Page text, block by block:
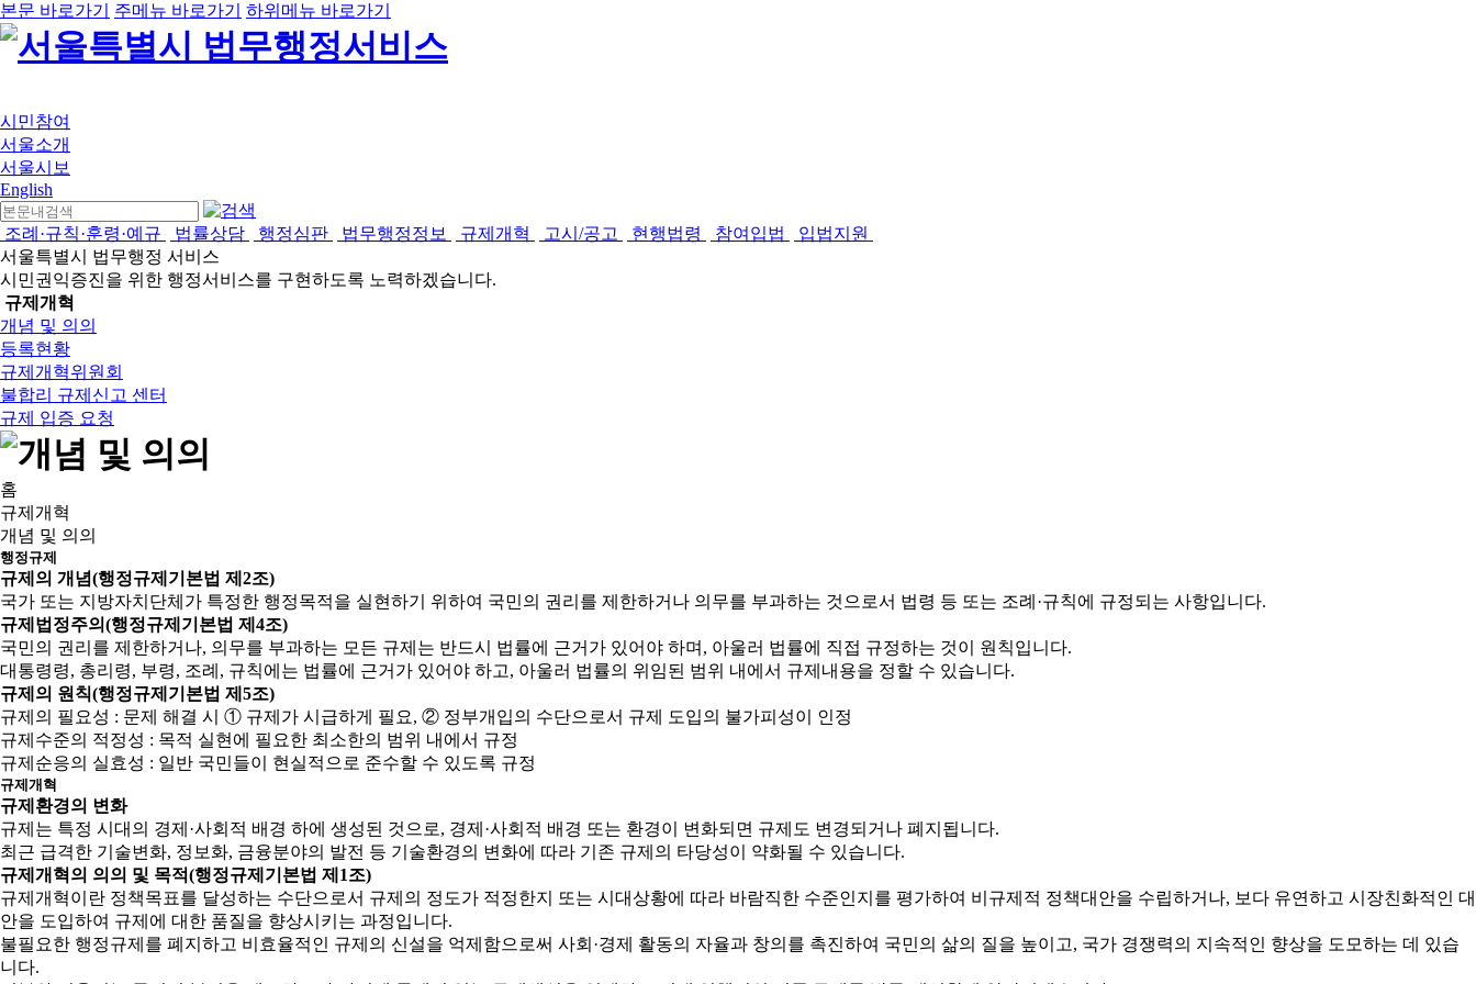
본문 바로가기 주메뉴 바로가기 하위메뉴 바로가기
시민참여
서울소개
서울시보
English
조례·규칙·훈령·예규 법률상담 행정심판 법무행정정보 규제개혁 고시/공고 현행법령 참여입법
입법지원
서울특별시 법무행정 서비스
시민권익증진을 위한 행정서비스를 구현하도록 노력하겠습니다.
규제개혁
개념 및 의의
등록현황
규제개혁위원회
불합리 규제신고 센터
규제 입증 요청
홈
규제개혁
개념 및 의의
행정규제
규제의 개념(행정규제기본법 제2조)
국가 또는 지방자치단체가 특정한 행정목적을 실현하기 위하여 국민의 권리를 제한하거나 의무를 부과하는 것으로서 법령 등 또는 조례·규칙에 규정되는 사항입니다.
규제법정주의(행정규제기본법 제4조)
국민의 권리를 제한하거나, 의무를 부과하는 모든 규제는 반드시 법률에 근거가 있어야 하며, 아울러 법률에 직접 규정하는 것이 원칙입니다.
대통령령, 총리령, 부령, 조례, 규칙에는 법률에 근거가 있어야 하고, 아울러 법률의 위임된 범위 내에서 규제내용을 정할 수 있습니다.
규제의 원칙(행정규제기본법 제5조)
규제의 필요성 : 문제 해결 시 ① 규제가 시급하게 필요, ② 정부개입의 수단으로서 규제 도입의 불가피성이 인정
규제수준의 적정성 : 목적 실현에 필요한 최소한의 범위 내에서 규정
규제순응의 실효성 : 일반 국민들이 현실적으로 준수할 수 있도록 규정
규제개혁
규제환경의 변화
규제는 특정 시대의 경제·사회적 배경 하에 생성된 것으로, 경제·사회적 배경 또는 환경이 변화되면 규제도 변경되거나 폐지됩니다.
최근 급격한 기술변화, 정보화, 금융분야의 발전 등 기술환경의 변화에 따라 기존 규제의 타당성이 약화될 수 있습니다.
규제개혁의 의의 및 목적(행정규제기본법 제1조)
규제개혁이란 정책목표를 달성하는 수단으로서 규제의 정도가 적정한지 또는 시대상황에 따라 바람직한 수준인지를 평가하여 비규제적 정책대안을 수립하거나, 보다 유연하고 시장친화적인 대
안을 도입하여 규제에 대한 품질을 향상시키는 과정입니다.
불필요한 행정규제를 폐지하고 비효율적인 규제의 신설을 억제함으로써 사회·경제 활동의 자율과 창의를 촉진하여 국민의 삶의 질을 높이고, 국가 경쟁력의 지속적인 향상을 도모하는 데 있습
니다.